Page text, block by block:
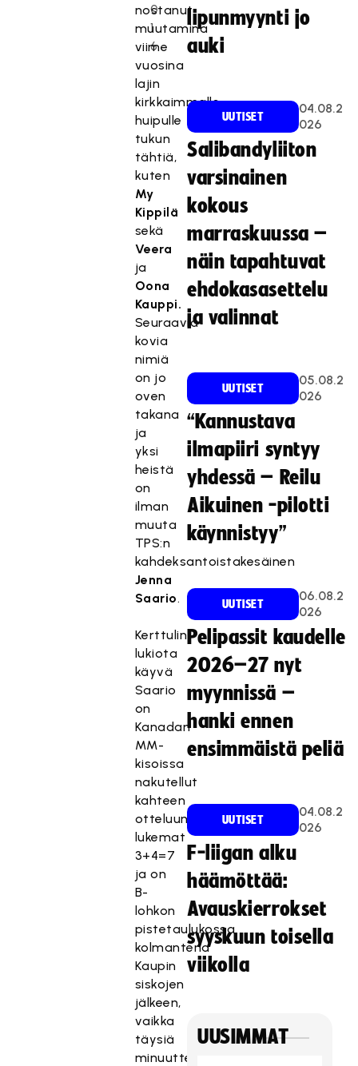
0
1
6
nostanut
muutamina
viime
vuosina
lajin
kirkkaimmalle
huipulle
tukun
tähtiä,
kuten
My
Kippilä
sekä
Veera
ja
Oona
Kauppi.
Seuraavia
kovia
nimiä
on jo
oven
takana
ja
yksi
heistä
on
ilman
muuta
TPS:n
kahdeksantoistakesäinen
Jenna
Saario.
Kerttulin
lukiota
käyvä
Saario
on
Kanadan
MM-
kisoissa
nakutellut
kahteen
otteluun
lukemat
3+4=7
ja on
B-
lohkon
pistetaulukossa
kolmantena
Kaupin
siskojen
jälkeen,
vaikka
täysiä
minuutteja
lipunmyynti jo
auki
UUTISET
04.08.2
026
Salibandyliiton
varsinainen
kokous
marraskuussa –
näin tapahtuvat
ehdokasasettelu
ja valinnat
UUTISET
05.08.2
026
“Kannustava
ilmapiiri syntyy
yhdessä – Reilu
Aikuinen -pilotti
käynnistyy”
UUTISET
06.08.2
026
Pelipassit kaudelle
2026–27 nyt
myynnissä –
hanki ennen
ensimmäistä peliä
UUTISET
04.08.2
026
F-liigan alku
häämöttää:
Avauskierrokset
syyskuun toisella
viikolla
UUSIMMAT